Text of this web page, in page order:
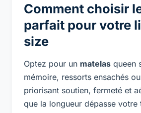
Comment choisir
parfait pour votre
size
Optez pour un matelas queen
mémoire, ressorts ensachés
priorisant soutien, fermeté et
que la longueur dépasse votre